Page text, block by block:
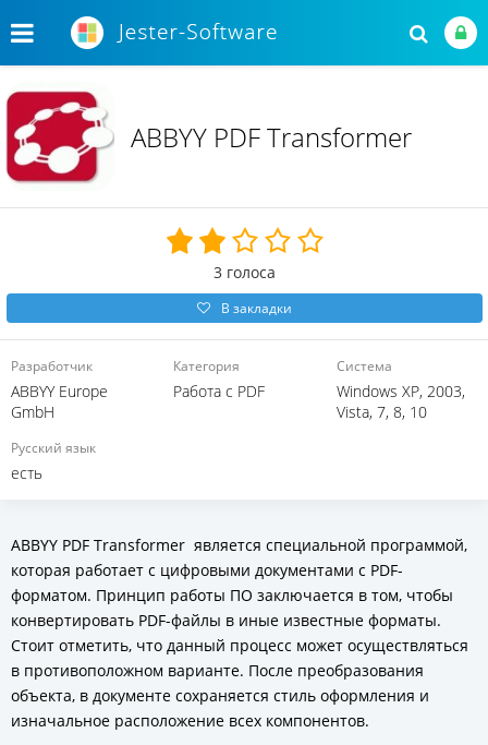
ABBYY PDF Transformer
3 голоса
В закладки
Разработчик
ABBYY Europe
GmbH
Категория
Работа с PDF
Система
Windows XP, 2003,
Vista, 7, 8, 10
Русский язык
есть
ABBYY PDF Transformer является специальной программой,
которая работает с цифровыми документами с PDF-
форматом. Принцип работы ПО заключается в том, чтобы
конвертировать PDF-файлы в иные известные форматы.
Стоит отметить, что данный процесс может осуществляться
в противоположном варианте. После преобразования
объекта, в документе сохраняется стиль оформления и
изначальное расположение всех компонентов.